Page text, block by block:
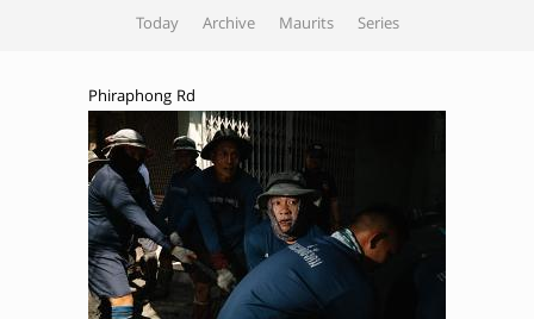
Today Archive Maurits Series
Phiraphong Rd